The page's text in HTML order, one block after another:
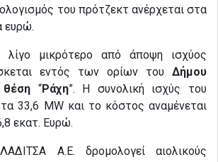
του πρότζεκτ ανέρχεται στα
ευρώ.
λίγο μικρότερο από άποψη ισχύος
εντός των ορίων του Δήμου
“Ράχη”. Η συνολική ισχύς του
33,6 MW και το κόστος αναμένεται
εκατ. Ευρώ.
Α.Ε. δρομολογεί αιολικούς